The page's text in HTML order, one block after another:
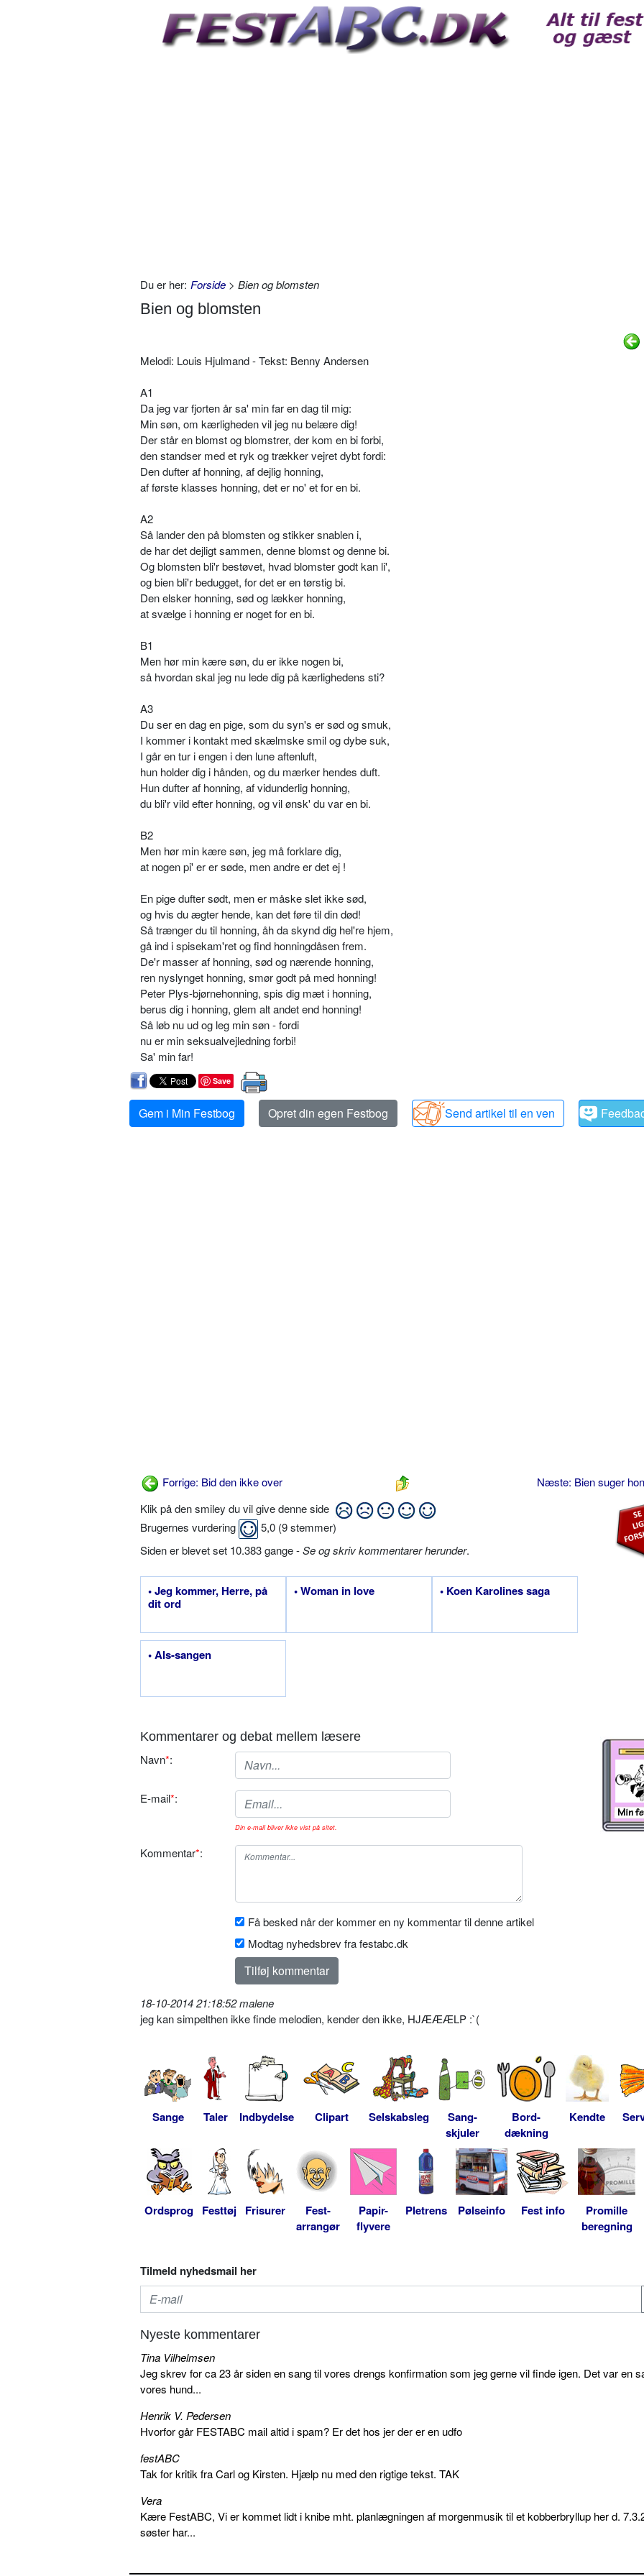
Du er her: Forside > Bien og blomsten
Bien og blomsten
Melodi: Louis Hjulmand - Tekst: Benny Andersen
A1
Da jeg var fjorten år sa' min far en dag til mig:
Min søn, om kærligheden vil jeg nu belære dig!
Der står en blomst og blomstrer, der kom en bi forbi,
den standser med et ryk og trækker vejret dybt fordi:
Den dufter af honning, af dejlig honning,
af første klasses honning, det er no' et for en bi.
A2
Så lander den på blomsten og stikker snablen i,
de har det dejligt sammen, denne blomst og denne bi.
Og blomsten bli'r bestøvet, hvad blomster godt kan li',
og bien bli'r bedugget, for det er en tørstig bi.
Den elsker honning, sød og lækker honning,
at svælge i honning er noget for en bi.
B1
Men hør min kære søn, du er ikke nogen bi,
så hvordan skal jeg nu lede dig på kærlighedens sti?
A3
Du ser en dag en pige, som du syn's er sød og smuk,
I kommer i kontakt med skælmske smil og dybe suk,
I går en tur i engen i den lune aftenluft,
hun holder dig i hånden, og du mærker hendes duft.
Hun dufter af honning, af vidunderlig honning,
du bli'r vild efter honning, og vil ønsk' du var en bi.
B2
Men hør min kære søn, jeg må forklare dig,
at nogen pi' er er søde, men andre er det ej !
En pige dufter sødt, men er måske slet ikke sød,
og hvis du ægter hende, kan det føre til din død!
Så trænger du til honning, åh da skynd dig hel're hjem,
gå ind i spisekam'ret og find honningdåsen frem.
De'r masser af honning, sød og nærende honning,
ren nyslynget honning, smør godt på med honning!
Peter Plys-bjørnehonning, spis dig mæt i honning,
berus dig i honning, glem alt andet end honning!
Så løb nu ud og leg min søn - fordi
nu er min seksualvejledning forbi!
Sa' min far!
Save
Gem i Min Festbog Opret din egen Festbog Send artikel til en ven
Forrige: Bid den ikke over
Næste: Bien suger
Klik på den smiley du vil give denne side
Brugernes vurdering
5,0 (9stemmer)
Siden er blevet set 10.383 gange -Se og skriv kommentarer herunder.
• Jeg kommer, Herre, på
dit ord
• Woman in love • Koen Karolines saga
• Als-sangen
Kommentarer og debat mellem læsere
Navn*:
E-mail*:
Din e-mail bliver ikke vist på sitet.
Kommentar*:
Få besked når der kommer en ny kommentar til denne artikel
Modtag nyhedsbrev fra festabc.dk
18-10-2014 21:18:52 malene
jeg kan simpelthen ikke finde melodien, kender den ikke, HJÆÆÆLP :`(
Sange Taler Indbydelse Clipart Selskabsleg
Sang-
skjuler
Bord-
dækning
Kendte
Ordsprog Festtøj Frisurer
Fest-
arrangør
Papir-
flyvere
Pletrens Pølseinfo Fest info
Promille
beregning
Tilmeld nyhedsmail her
Nyeste kommentarer
Tina Vilhelmsen
Jeg skrev for ca 23 år siden en sang til vores drengs konfirmation som jeg gerne vil finde igen. Det var en
vores hund...
Henrik V. Pedersen
Hvorfor går FESTABC mail altid i spam? Er det hos jer der er en udfo
festABC
Tak for kritik fra Carl og Kirsten. Hjælp nu med den rigtige tekst. TAK
Vera
Kære FestABC, Vi er kommet lidt i knibe mht. planlægningen af morgenmusik til et kobberbryllup her d.
søster har...